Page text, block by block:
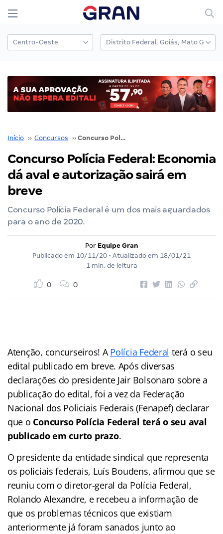
Início ›› Concursos ›› Concurso Polícia Federal: Economia dá aval e autorização sairá em breve
Concurso Polícia Federal: Economia
dá aval e autorização sairá em
breve
Concurso Polícia Federal é um dos mais aguardados
para o ano de 2020.
Por Equipe Gran
Publicado em 10/11/20 • Atualizado em 18/01/21
1 min. de leitura
0 0
Atenção, concurseiros! APolícia Federal terá o seu
edital publicado em breve. Após diversas
declarações do presidente Jair Bolsonaro sobre a
publicação do edital, foi a vez da Federação
Nacional dos Policiais Federais (Fenapef) declarar
que o Concurso Polícia Federal terá o seu aval
publicado em curto prazo.
O presidente da entidade sindical que representa
os policiais federais, Luís Boudens, afirmou que se
reuniu com o diretor-geral da Polícia Federal,
Rolando Alexandre, e recebeu a informação de
que os problemas técnicos que existiam
anteriormente já foram sanados junto ao